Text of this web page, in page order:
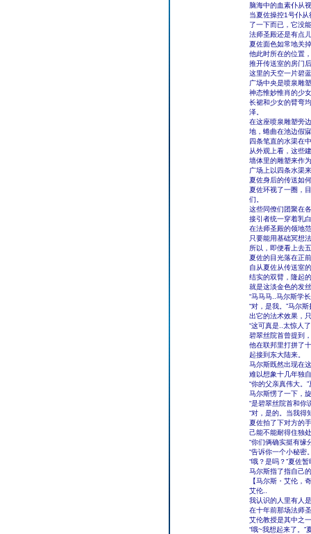
脑海中的血素仆从
当夏佐操控1号仆
了一下而已，它没
法师圣殿还是有点
夏佐面色如常地关
他此时所在的位置
推开传送室的房门
这里的天空一片碧
广场中央是喷泉雕
神态惟妙惟肖的少
长裙和少女的臂弯
泽。
在这座喷泉雕塑旁
地，蜷曲在池边假
四条笔直的水渠在
从外观上看，这些
墙体里的雕塑来作
广场上以四条水渠
夏佐身后的传送如
夏佐环视了一圈，
们。
这些同僚们团聚在
接引者统一穿着乳
在法师圣殿的领地
只要能用基础冥想
所以，即便看上去
夏佐的目光落在正
自从夏佐从传送室
结实的双臂，隆起
就是这淡金色的发
“马马马..马尔斯学
“对，是我。”马尔
出它的法术效果，
“这可真是..太惊人
碧翠丝院首曾提到
他在联邦里打拼了
起接到东大陆来。
马尔斯既然出现在
难以想象十几年独
“你的父亲真伟大。
马尔斯愣了一下，
“是碧翠丝院首和你
“对，是的。当我得
夏佐拍了下对方的
己能不能耐得住独
“你们俩确实挺有缘
“告诉你一个小秘密
“哦？是吗？”夏佐
马尔斯指了指自己
【马尔斯・艾伦，
艾伦..
我认识的人里有人
在十年前那场法师
艾伦教授是其中之
“哦~我想起来了。”